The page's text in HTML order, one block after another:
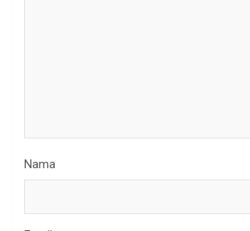
Nama